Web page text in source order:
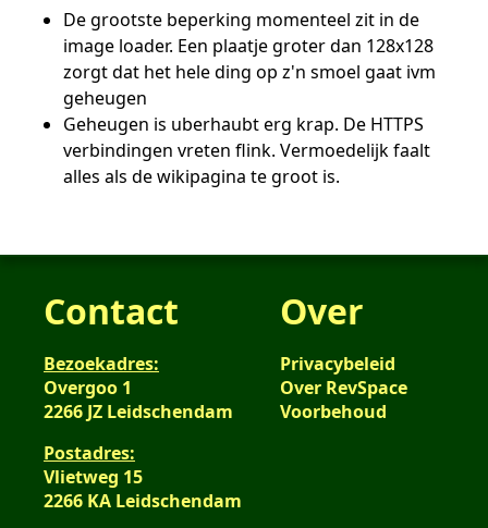
De grootste beperking momenteel zit in de
image loader. Een plaatje groter dan 128x128
zorgt dat het hele ding op z'n smoel gaat ivm
geheugen
Geheugen is uberhaubt erg krap. De HTTPS
verbindingen vreten flink. Vermoedelijk faalt
alles als de wikipagina te groot is.
Contact
Bezoekadres:
Overgoo 1
2266 JZ Leidschendam
Postadres:
Vlietweg 15
2266 KA Leidschendam
Over
Privacybeleid
Over RevSpace
Voorbehoud